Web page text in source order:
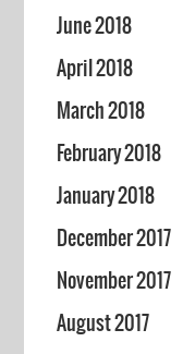
June 2018
April 2018
March 2018
February 2018
January 2018
December 2017
November 2017
August 2017